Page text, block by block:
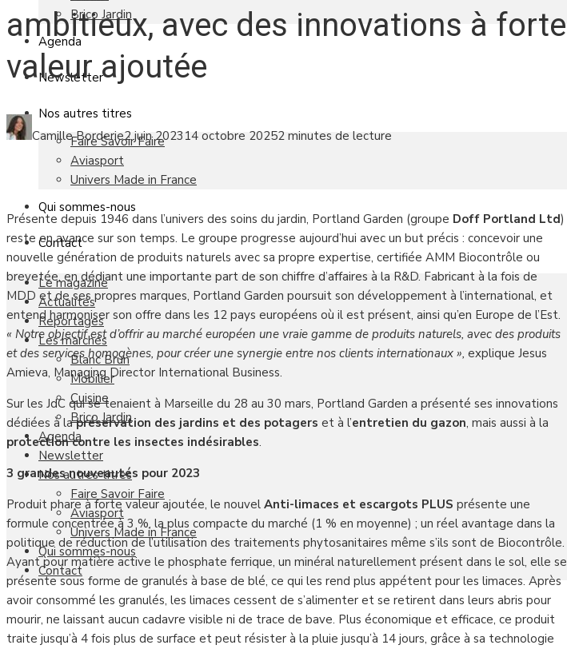
Brico Jardin
Agenda
Newsletter
Nos autres titres
Faire Savoir Faire
Aviasport
Univers Made in France
Qui sommes-nous
Contact
Le magazine
Actualités
Reportages
Les marchés
Blanc Brun
Mobilier
Cuisine
Brico Jardin
Agenda
Newsletter
Nos autres titres
Faire Savoir Faire
Aviasport
Univers Made in France
Qui sommes-nous
Contact
ambitieux, avec des innovations à forte
valeur ajoutée
Camille Borderie2 juin 2023 14 octobre 20252 minutes de lecture
Présente depuis 1946 dans l’univers des soins du jardin, Portland Garden (groupe Doff Portland Ltd)
reste en avance sur son temps. Le groupe progresse aujourd’hui avec un but précis : concevoir une
nouvelle génération de produits naturels avec sa propre expertise, certifiée AMM Biocontrôle ou
brevetée, en dédiant une importante part de son chiffre d’affaires à la R&D. Fabricant à la fois de
MDD et de ses propres marques, Portland Garden poursuit son développement à l’international, et
entend harmoniser son offre dans les 12 pays européens où il est présent, ainsi qu’en Europe de l’Est.
« Notre objectif est d’offrir au marché européen une vraie gamme de produits naturels, avec des produits
et des services homogènes, pour créer une synergie entre nos clients internationaux », explique Jesus
Amieva, Managing Director International Business.
Sur les JdC qui se tenaient à Marseille du 28 au 30 mars, Portland Garden a présenté ses innovations
dédiées à lapréservation des jardins et des potagers et à l’entretien du gazon, mais aussi à la
protection contre les insectes indésirables.
3 grandes nouveautés pour 2023
Produit phare à forte valeur ajoutée, le nouvel Anti-limaces et escargots PLUS présente une
formule concentrée à 3 %, la plus compacte du marché (1 % en moyenne) ; un réel avantage dans la
politique de réduction de l’utilisation des traitements phytosanitaires même s’ils sont de Biocontrôle.
Ayant pour matière active le phosphate ferrique, un minéral naturellement présent dans le sol, elle se
présente sous forme de granulés à base de blé, ce qui les rend plus appétent pour les limaces. Après
avoir consommé les granulés, les limaces cessent de s’alimenter et se retirent dans leurs abris pour
mourir, ne laissant aucun cadavre visible ni de trace de bave. Plus économique et efficace, ce produit
traite jusqu’à 4 fois plus de surface et peut résister à la pluie jusqu’à 14 jours, grâce à sa technologie